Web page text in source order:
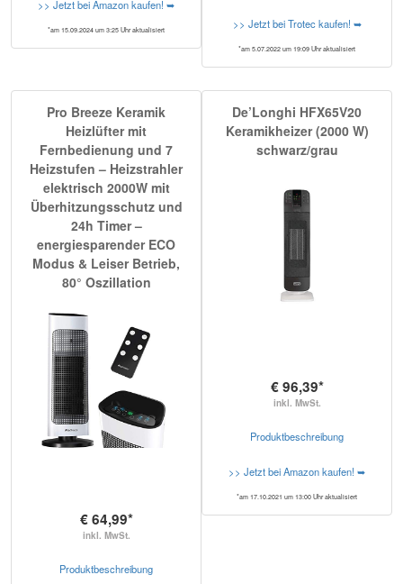
>> Jetzt bei Amazon kaufen! ➥
*am 15.09.2024 um 3:25 Uhr aktualisiert >> Jetzt bei Trotec kaufen! ➥
*am 5.07.2022 um 19:09 Uhr aktualisiert
Pro Breeze Keramik
Heizlüfter mit
Fernbedienung und 7
Heizstufen – Heizstrahler
elektrisch 2000W mit
Überhitzungsschutz und
24h Timer –
energiesparender ECO
Modus & Leiser Betrieb,
80° Oszillation
€ 64,99*
inkl. MwSt.
Produktbeschreibung
De’Longhi HFX65V20
Keramikheizer (2000 W)
schwarz/grau
€ 96,39*
inkl. MwSt.
Produktbeschreibung
>> Jetzt bei Amazon kaufen! ➥
*am 17.10.2021 um 13:00 Uhr aktualisiert